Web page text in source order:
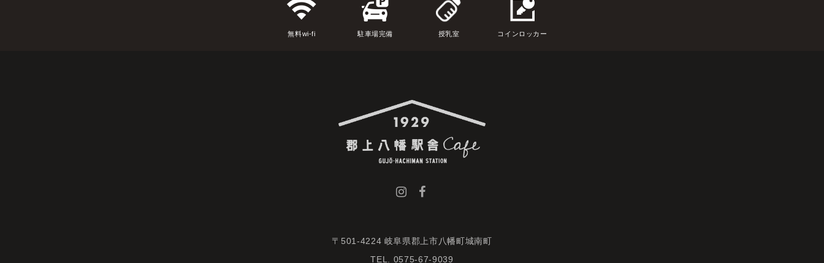
無料wi-fi 駐車場完備 授乳室 コインロッカー
〒501-4224 岐阜県郡上市八幡町城南町
TEL. 0575-67-9039